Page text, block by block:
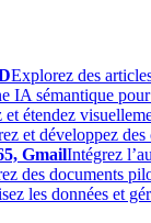
Explorez des
IA sémantique
et étendez
et développez
GmailIntégrez
des documents
les données et